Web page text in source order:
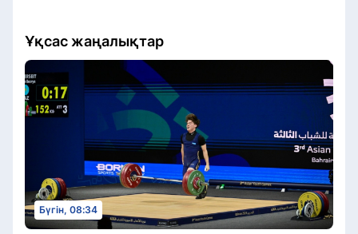
Ұқсас жаңалықтар
Бүгін, 08:34